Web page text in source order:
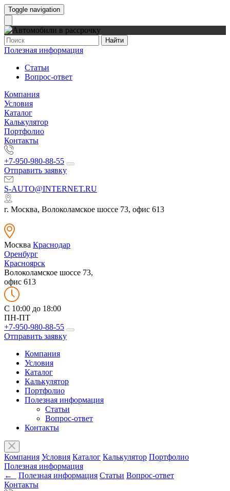
Toggle navigation
Найти
Полезная информация
Статьи
Вопрос-ответ
Компания
Условия
Каталог
Калькулятор
Портфолио
Контакты
+7-950-980-88-55
Отправить заявку
S-AUTO@INTERNET.RU
г. Москва, Волоколамское шоссе 73, офис 613
Москва Краснодар
Оренбург
Красноярск
Волоколамское шоссе 73,
офис 613
C 10:00 до 18:00
ПН-ПТ
+7-950-980-88-55
Отправить заявку
Компания
Условия
Каталог
Калькулятор
Портфолио
Полезная информация
Статьи
Вопрос-ответ
Контакты
Компания Условия Каталог Калькулятор Портфолио
Полезная информация
←
Полезная информация Статьи Вопрос-ответ
Контакты